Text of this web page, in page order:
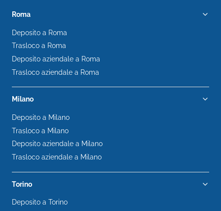
Roma
Deposito a Roma
Trasloco a Roma
Deposito aziendale a Roma
Trasloco aziendale a Roma
Milano
Deposito a Milano
Trasloco a Milano
Deposito aziendale a Milano
Trasloco aziendale a Milano
Torino
Deposito a Torino